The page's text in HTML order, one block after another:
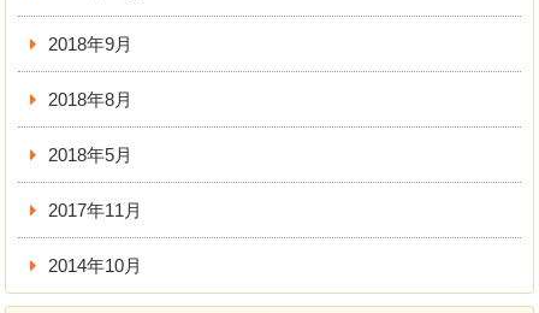
2018年9月
2018年8月
2018年5月
2017年11月
2014年10月